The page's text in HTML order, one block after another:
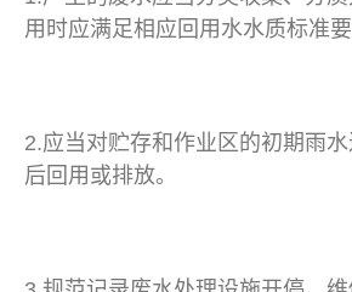
用时应满足相应回用水水质标准要
2.应当对贮存和作业区的初期雨
后回用或排放。